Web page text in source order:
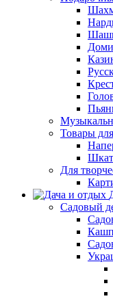
Товары
Для
Садовый